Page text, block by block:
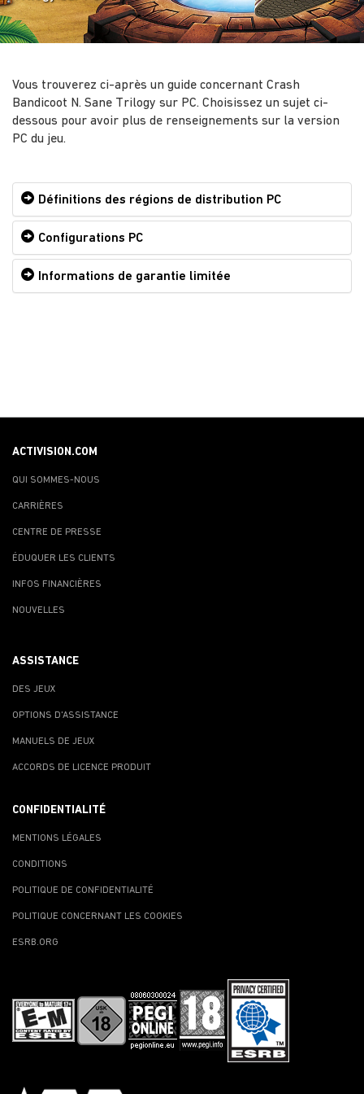
Vous trouverez ci-après un guide concernant Crash
Bandicoot N. Sane Trilogy sur PC. Choisissez un sujet ci-
dessous pour avoir plus de renseignements sur la version
PC du jeu.
Définitions des régions de distribution PC
Configurations PC
Informations de garantie limitée
ACTIVISION.COM
QUI SOMMES-NOUS
CARRIÈRES
CENTRE DE PRESSE
ÉDUQUER LES CLIENTS
INFOS FINANCIÈRES
NOUVELLES
ASSISTANCE
DES JEUX
OPTIONS D'ASSISTANCE
MANUELS DE JEUX
ACCORDS DE LICENCE PRODUIT
CONFIDENTIALITÉ
MENTIONS LÉGALES
CONDITIONS
POLITIQUE DE CONFIDENTIALITÉ
POLITIQUE CONCERNANT LES COOKIES
ESRB.ORG